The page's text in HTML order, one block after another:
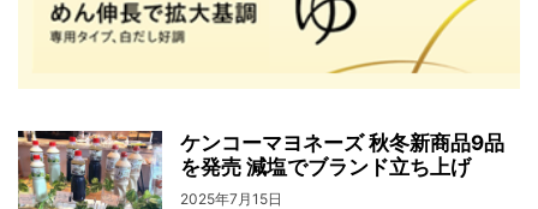
ケンコーマヨネーズ 秋冬新商品9品
を発売 減塩でブランド立ち上げ
2025年7月15日